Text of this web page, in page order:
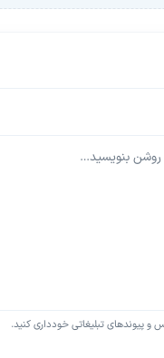
پیوندهای تبلیغاتی خودداری کنید.